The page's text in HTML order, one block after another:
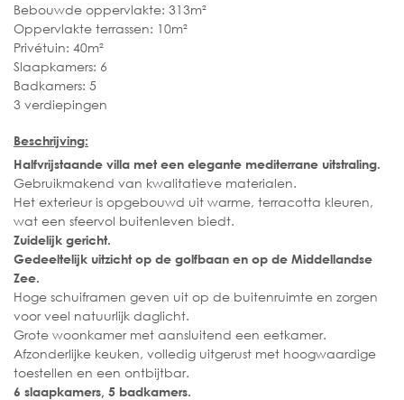
Bebouwde oppervlakte: 313m²
Oppervlakte terrassen: 10m²
Privétuin: 40m²
Slaapkamers: 6
Badkamers: 5
3 verdiepingen
Beschrijving:
Halfvrijstaande villa met een elegante mediterrane uitstraling.
Gebruikmakend van kwalitatieve materialen.
Het exterieur is opgebouwd uit warme, terracotta kleuren,
wat een sfeervol buitenleven biedt.
Zuidelijk gericht.
Gedeeltelijk uitzicht op de golfbaan en op de Middellandse
Zee.
Hoge schuiframen geven uit op de buitenruimte en zorgen
voor veel natuurlijk daglicht.
Grote woonkamer met aansluitend een eetkamer.
Afzonderlijke keuken, volledig uitgerust met hoogwaardige
toestellen en een ontbijtbar.
6 slaapkamers, 5 badkamers.